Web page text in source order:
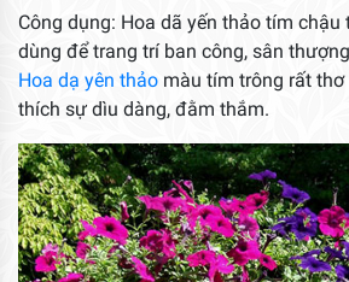
Công dụng: Hoa dã yến thảo tím
dùng để trang trí ban công, sân
Hoa dạ yên thảo màu tím trông rất
thích sự dìu dàng, đằm thắm.